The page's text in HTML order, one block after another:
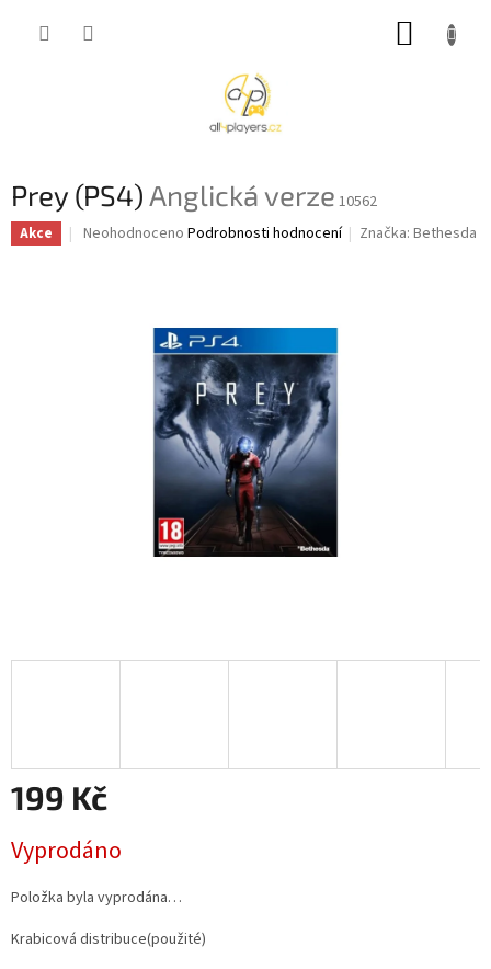
Prey (PS4)Anglická verze 10562
Akce
Průměrné
Neohodnoceno Podrobnosti hodnocení Značka:Bethesda
199 Kč
cena:
Vyprodáno
Položka byla vyprodána…
Krabicová distribuce(použité)